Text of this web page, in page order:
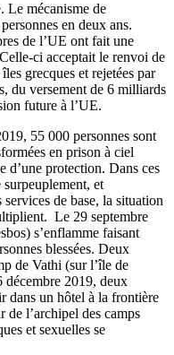
Le mécanisme de
en deux ans.
de l’UE ont fait une
ci acceptait le renvoi de
grecques et rejetées par
du versement de 6 milliards
future à l’UE.
55 000 personnes sont
en prison à ciel
d’une protection. Dans ces
et
services de base, la situation
Le 29 septembre
s’enflamme faisant
blessées. Deux
de Vathi (sur l’île de
décembre 2019, deux
dans un hôtel à la frontière
l’archipel des camps
et sexuelles se